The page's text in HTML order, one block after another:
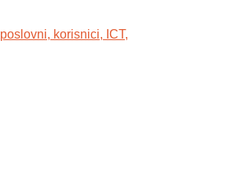
poslovni, korisnici, ICT,